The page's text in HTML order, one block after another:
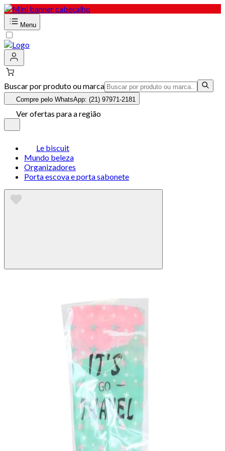
Menu
Buscar por produto ou marca
Compre pelo WhatsApp: (21) 97971-2181
Ver ofertas para a região
Le biscuit
Mundo beleza
Organizadores
Porta escova e porta sabonete